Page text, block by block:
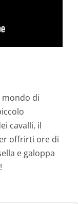
di
cavalli, il
offrirti ore di
e galoppa